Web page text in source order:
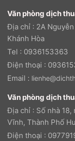
Văn phòng dịch
Địa chỉ : 2A
Khánh Hòa
Tel : 0936153363
Điện thoại :
Email :
Văn phòng dịch
Địa chỉ : Số nhà 18,
Vĩnh, Thành Phố
Điện thoại :